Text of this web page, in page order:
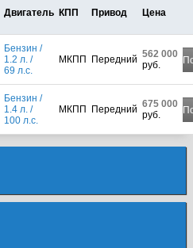
Двигатель КПП Привод Цена
Бензин /
1.2 л. /
69 л.с.
МКПП Передний 562 000
руб.
Бензин /
1.4 л. /
100 л.с.
МКПП Передний 675 000
руб.